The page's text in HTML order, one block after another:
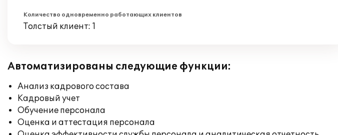
Количество одновременно работающих клиентов
Толстый клиент: 1
Автоматизированы следующие функции:
Анализ кадрового состава
Кадровый учет
Обучение персонала
Оценка и аттестация персонала